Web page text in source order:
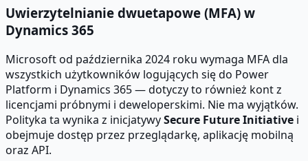
Uwierzytelnianie dwuetapowe (MFA) w
Dynamics 365
Microsoft od października 2024 roku wymaga MFA dla
wszystkich użytkowników logujących się do Power
Platform i Dynamics 365 — dotyczy to również kont z
licencjami próbnymi i deweloperskimi. Nie ma wyjątków.
Polityka ta wynika z inicjatywySecure Future Initiative i
obejmuje dostęp przez przeglądarkę, aplikację mobilną
oraz API.